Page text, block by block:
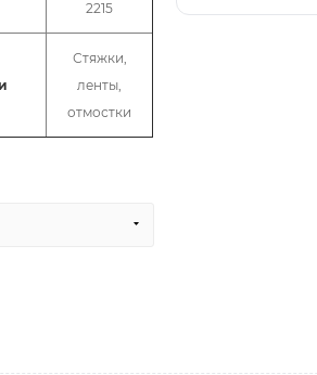
2215
Стяжки,
ленты,
отмостки